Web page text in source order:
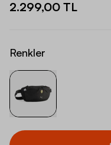
2.299,00 TL
Renkler